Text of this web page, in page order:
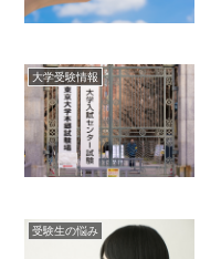
大学受験情報
受験生の悩み